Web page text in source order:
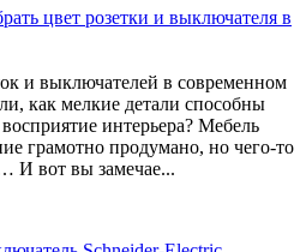
цвет розетки и выключателя в
и выключателей в современном
как мелкие детали способны
интерьера? Мебель
грамотно продумано, но чего-то
И вот вы замечае...